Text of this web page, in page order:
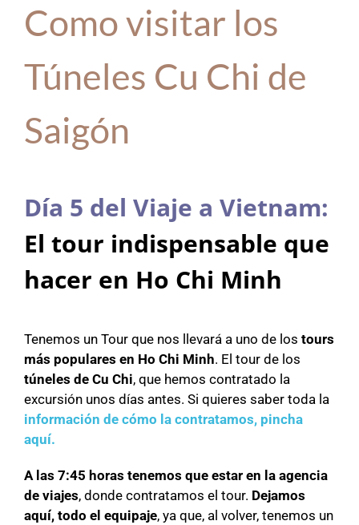
Como visitar los
Túneles Cu Chi de
Saigón
Día 5 del Viaje a Vietnam:
El tour indispensable que
hacer en Ho Chi Minh
Tenemos un Tour que nos llevará a uno de los tours
más populares en Ho Chi Minh. El tour de los
túneles de Cu Chi, que hemos contratado la
excursión unos días antes. Si quieres saber toda la
información de cómo la contratamos, pincha
aquí.
A las 7:45 horas tenemos que estar en la agencia
de viajes, donde contratamos el tour. Dejamos
aquí, todo el equipaje, ya que, al volver, tenemos un